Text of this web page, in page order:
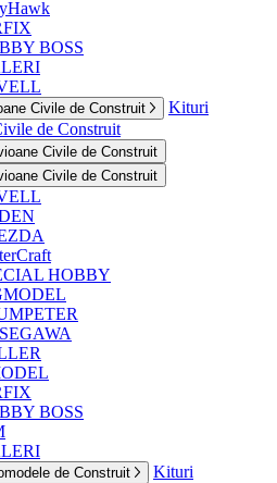
BOSS
Civile de Construit
Kituri
de Construit
Civile de Construit
Civile de Construit
HOBBY
BOSS
de Construit
Kituri